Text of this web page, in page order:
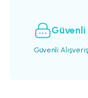
Güvenli
Güvenli Alışveriş